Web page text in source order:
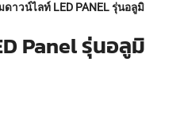
ดาวน์ไลท์ LED PANEL รุ่นอลูมิ
Panel รุ่นอลูมิ